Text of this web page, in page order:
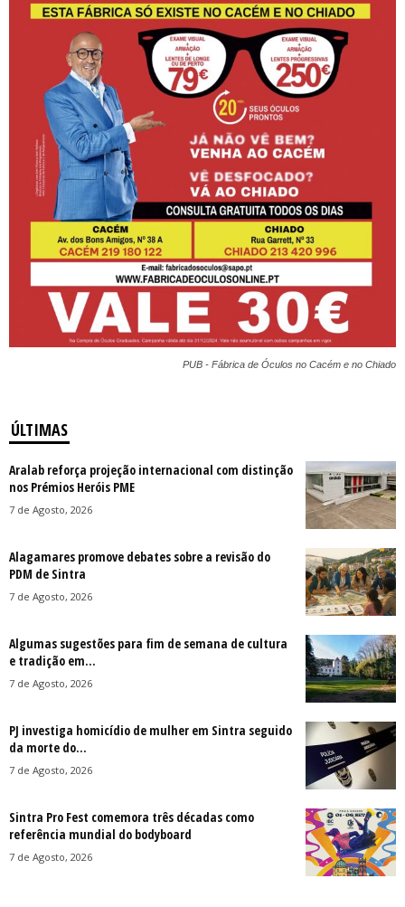
PUB - Fábrica de Óculos no Cacém e no Chiado
ÚLTIMAS
Aralab reforça projeção internacional com distinção
nos Prémios Heróis PME
7 de Agosto, 2026
Alagamares promove debates sobre a revisão do
PDM de Sintra
7 de Agosto, 2026
Algumas sugestões para fim de semana de cultura
e tradição em...
7 de Agosto, 2026
PJ investiga homicídio de mulher em Sintra seguido
da morte do...
7 de Agosto, 2026
Sintra Pro Fest comemora três décadas como
referência mundial do bodyboard
7 de Agosto, 2026